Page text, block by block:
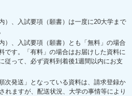
）、入試要項（願書）は一度に20大学まで
）、入試要項（願書）とも「無料」の場合
です。「有料」の場合はお届けした資料に
従って、必ず資料到着後1週間以内にお支
次発送」となっている資料は、請求登録か
れますが、配送状況、大学の事情等により